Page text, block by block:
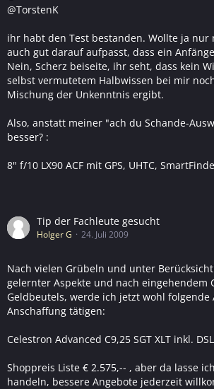
@TorstenK
ihr habt den Test bestanden. Wollte ja nur
auch gut darauf aufpasst, dass ein
Nein, Scherz beiseite, ihr seht, dass kein
selbst vermutetem Halbwissen bei mir
Mischung der Unkenntnis ergibt.
Also, anstatt meiner "ach du Schande-
besser? :
8" f/10 LX90 ACF mit GPS, UHTC,
Tip der Fachleute gesucht
Holger G 24. Juli 2009
Nach vielen Grübeln und unter
gelernter Aspekte und nach eingehendem
Geldbeutels, werde ich jetzt wohl folgende
Anschaffung tätigen:
Celestron Advanced C9,25 SGT XLT inkl.
Shoppreis Liste € 2.575,-- , aber da lasse
handeln, bessere Angebote jederzeit